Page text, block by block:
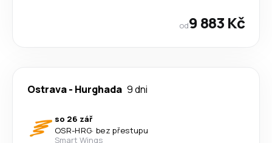
od9 883 Kč
Ostrava- Hurghada 9 dni
so 26 zář
OSR-HRG· bez přestupu
Smart Wings